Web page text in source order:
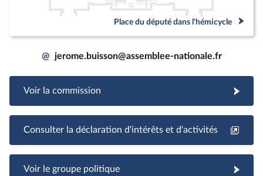
Place du député dans l'hémicycle
@ jerome.buisson@assemblee-nationale.fr
Voir la commission
Consulter la déclaration d'intérêts et d'activités
Voir le groupe politique